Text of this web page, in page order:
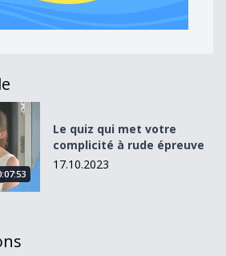
complicité à rude épreuve
Le quiz qui met votre
complicité à rude épreuve
17.10.2023